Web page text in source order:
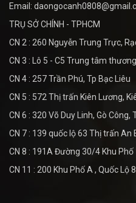
Email:
TRỤ SỞ CHÍNH - TPHCM
CN 2 : 260 Nguyễn Trung Trực,
CN 3 : Lô 5 - C5 Trung tâm
CN 4 : 257 Trần Phú, Tp Bạc Liêu
CN 5 : 572 Thị trấn Kiên Lương,
CN 6 : 320 Võ Duy Linh, Gò Công,
CN 7 : 139 quốc lộ 63 Thị trấn An
CN 8 : 191A Đường 30/4 Khu
CN 11 : 200 Khu Phố A , Quốc Lộ